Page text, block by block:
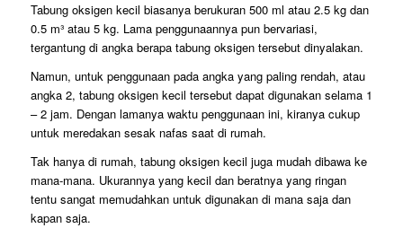
Tabung oksigen kecil biasanya berukuran 500 ml atau 2.5 kg dan
0.5 m³ atau 5 kg. Lama penggunaannya pun bervariasi,
tergantung di angka berapa tabung oksigen tersebut dinyalakan.
Namun, untuk penggunaan pada angka yang paling rendah, atau
angka 2, tabung oksigen kecil tersebut dapat digunakan selama 1
– 2 jam. Dengan lamanya waktu penggunaan ini, kiranya cukup
untuk meredakan sesak nafas saat di rumah.
Tak hanya di rumah, tabung oksigen kecil juga mudah dibawa ke
mana-mana. Ukurannya yang kecil dan beratnya yang ringan
tentu sangat memudahkan untuk digunakan di mana saja dan
kapan saja.